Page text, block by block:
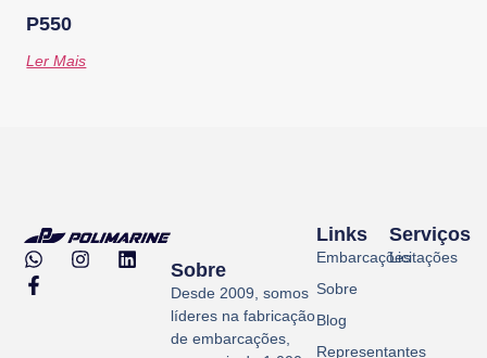
P550
Ler Mais
Serviços
Licitações
Links
Embarcações
Sobre
Blog
Representantes
Sobre
Desde 2009, somos
líderes na fabricação
de embarcações,